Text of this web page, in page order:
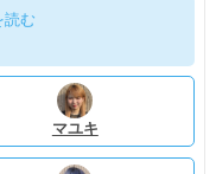
読む
マユキ